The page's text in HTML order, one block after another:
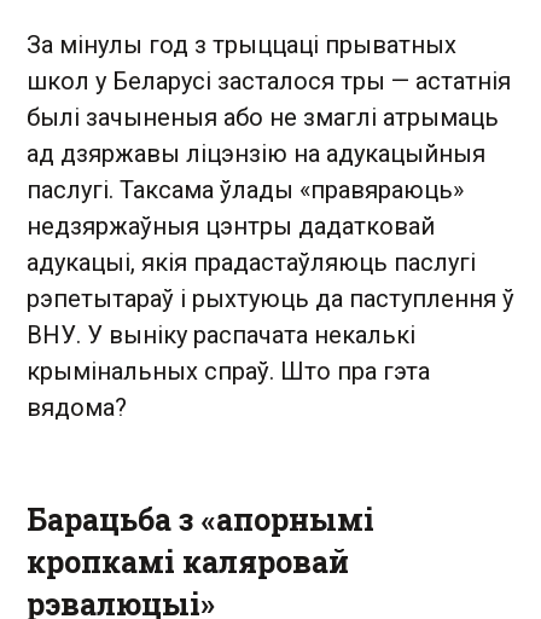
За мінулы год з трыццаці прыватных
школ у Беларусі засталося тры — астатнія
былі зачыненыя або не змаглі атрымаць
ад дзяржавы ліцэнзію на адукацыйныя
паслугі. Таксама ўлады «правяраюць»
недзяржаўныя цэнтры дадатковай
адукацыі, якія прадастаўляюць паслугі
рэпетытараў і рыхтуюць да паступлення ў
ВНУ. У выніку распачата некалькі
крымінальных спраў. Што пра гэта
вядома?
Барацьба з «апорнымі
кропкамі каляровай
рэвалюцыі»